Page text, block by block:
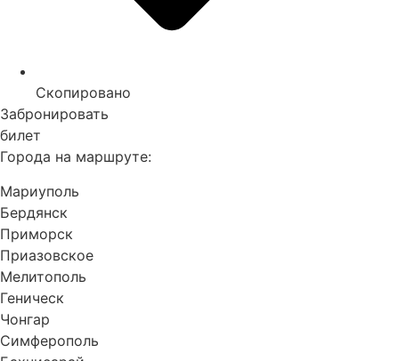
Скопировано
Забронировать
билет
Города на маршруте:
Мариуполь
Бердянск
Приморск
Приазовское
Мелитополь
Геническ
Чонгар
Симферополь